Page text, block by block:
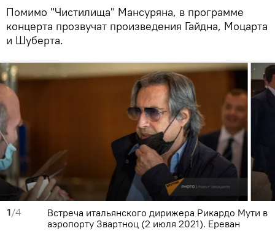
Помимо "Чистилища" Мансуряна, в программе
концерта прозвучат произведения Гайдна, Моцарта
и Шуберта.
1/4
Встреча итальянского дирижера Рикардо Мути в
аэропорту Звартноц (2 июля 2021). Еревaн